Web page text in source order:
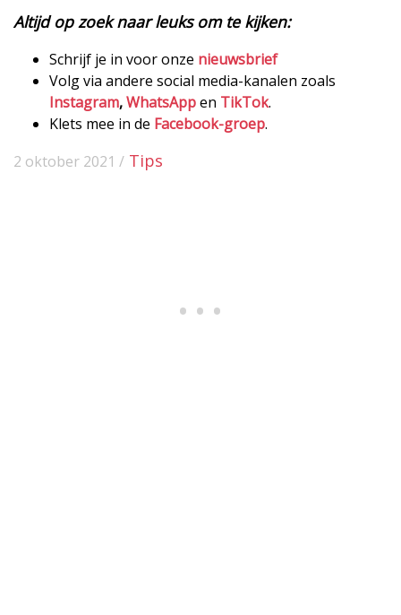
Altijd op zoek naar leuks om te kijken:
Schrijf je in voor onze nieuwsbrief
Volg via andere social media-kanalen zoals
Instagram,WhatsAppen TikTok.
Klets mee in de Facebook-groep.
2 oktober 2021 / Tips